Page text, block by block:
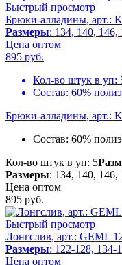
Быстрый просмотр
Брюки-алладины, арт.:
Размеры: 134, 140, 146,
Цена оптом
895 руб.
Кол-во штук в уп:
Состав: 60%
Брюки-алладины, арт.:
Состав: 60%
Кол-во штук в уп: 5
Размеры: 134, 140, 146,
Цена оптом
895 руб.
Быстрый просмотр
Лонгслив, арт.: GEML
Размеры: 122-128, 134-
Цена оптом